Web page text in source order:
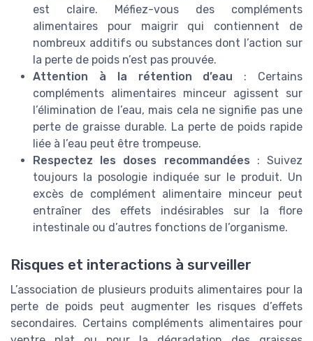
est claire. Méfiez-vous des compléments
alimentaires pour maigrir qui contiennent de
nombreux additifs ou substances dont l’action sur
la perte de poids n’est pas prouvée.
Attention à la rétention d’eau : Certains
compléments alimentaires minceur agissent sur
l’élimination de l’eau, mais cela ne signifie pas une
perte de graisse durable. La perte de poids rapide
liée à l’eau peut être trompeuse.
Respectez les doses recommandées : Suivez
toujours la posologie indiquée sur le produit. Un
excès de complément alimentaire minceur peut
entraîner des effets indésirables sur la flore
intestinale ou d’autres fonctions de l’organisme.
Risques et interactions à surveiller
L’association de plusieurs produits alimentaires pour la
perte de poids peut augmenter les risques d’effets
secondaires. Certains compléments alimentaires pour